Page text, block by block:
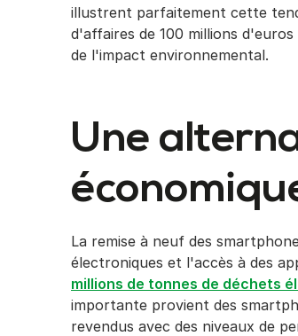
illustrent parfaitement cette
d'affaires de 100 millions
de l'impact environnemental.
Une
La remise à neuf des
électroniques et l'accès à des
millions de tonnes de déchets
importante provient des
revendus avec des niveaux de